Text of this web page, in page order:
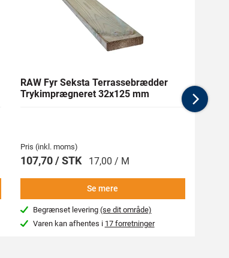
RAW Fyr Seksta Terrassebrædder
Trykimprægneret 32x125 mm
Pris (inkl. moms)
107,70 / STK 17,00 / M
Se mere
Begrænset levering (se dit område)
Varen kan afhentes i 17 forretninger
mm